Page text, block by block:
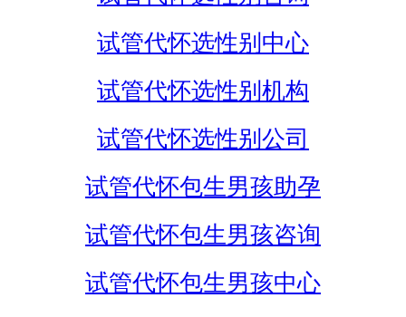
试管代怀选性别中心
试管代怀选性别机构
试管代怀选性别公司
试管代怀包生男孩助孕
试管代怀包生男孩咨询
试管代怀包生男孩中心